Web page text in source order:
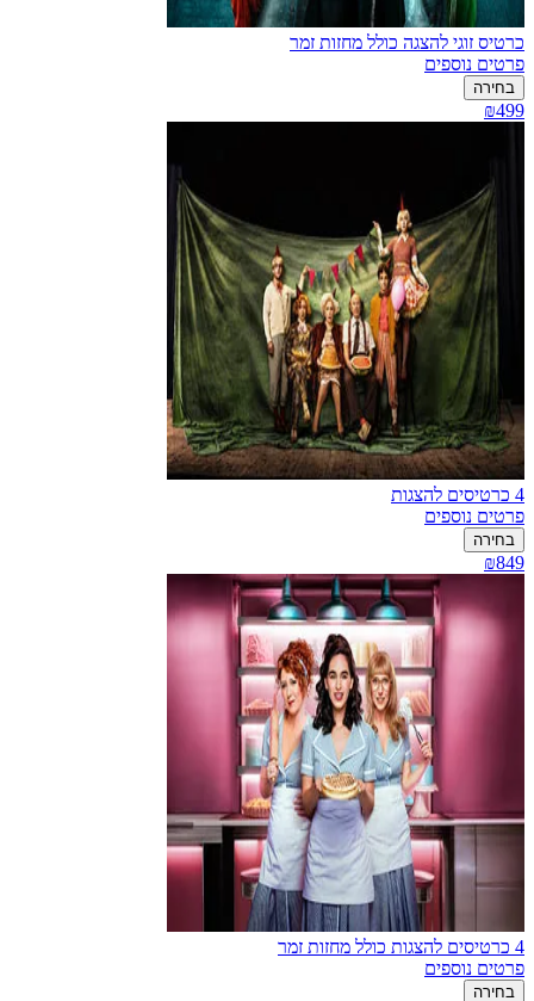
כרטיס זוגי להצגה כולל מחזות זמר
פרטים נוספים
בחירה
₪499
4 כרטיסים להצגות
פרטים נוספים
בחירה
₪849
4 כרטיסים להצגות כולל מחזות זמר
פרטים נוספים
בחירה